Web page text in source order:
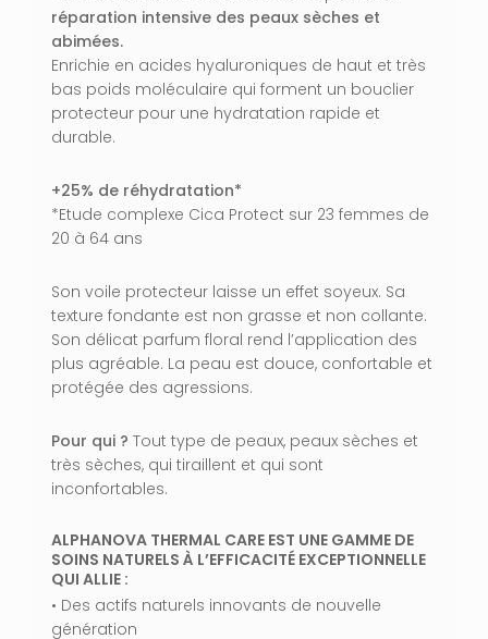
réparation intensive des peaux sèches et
abimées.
Enrichie en acides hyaluroniques de haut et très
bas poids moléculaire qui forment un bouclier
protecteur pour une hydratation rapide et
durable.
+25% de réhydratation*
*Etude complexe Cica Protect sur 23 femmes de
20 à 64 ans
Son voile protecteur laisse un effet soyeux. Sa
texture fondante est non grasse et non collante.
Son délicat parfum floral rend l’application des
plus agréable. La peau est douce, confortable et
protégée des agressions.
Pour qui ? Tout type de peaux, peaux sèches et
très sèches, qui tiraillent et qui sont
inconfortables.
ALPHANOVA THERMAL CARE EST UNE GAMME DE
SOINS NATURELS À L’EFFICACITÉ EXCEPTIONNELLE
QUI ALLIE :
• Des actifs naturels innovants de nouvelle
génération